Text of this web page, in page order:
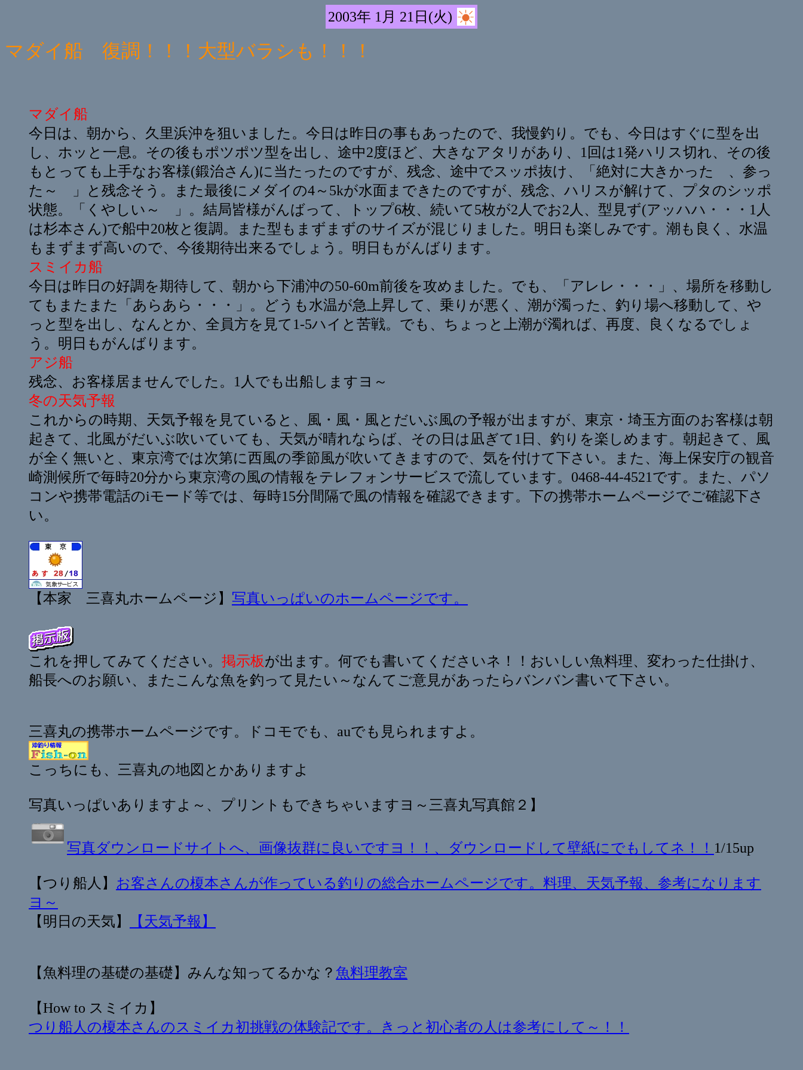
2003年 1月 21日(火)
マダイ船 復調！！！大型バラシも！！！
マダイ船
今日は、朝から、久里浜沖を狙いました。今日は昨日の事もあったので、我慢釣り。でも、今日はすぐに型を出
し、ホッと一息。その後もポツポツ型を出し、途中2度ほど、大きなアタリがあり、1回は1発ハリス切れ、その後
もとっても上手なお客様(鍛治さん)に当たったのですが、残念、途中でスッポ抜け、「絶対に大きかった 、参っ
た～ 」と残念そう。また最後にメダイの4～5kが水面まできたのですが、残念、ハリスが解けて、プタのシッポ
状態。「くやしい～ 」。結局皆様がんばって、トップ6枚、続いて5枚が2人でお2人、型見ず(アッハハ・・・1人
は杉本さん)で船中20枚と復調。また型もまずまずのサイズが混じりました。明日も楽しみです。潮も良く、水温
もまずまず高いので、今後期待出来るでしょう。明日もがんばります。
スミイカ船
今日は昨日の好調を期待して、朝から下浦沖の50-60m前後を攻めました。でも、「アレレ・・・」、場所を移動し
てもまたまた「あらあら・・・」。どうも水温が急上昇して、乗りが悪く、潮が濁った、釣り場へ移動して、や
っと型を出し、なんとか、全員方を見て1-5ハイと苦戦。でも、ちょっと上潮が濁れば、再度、良くなるでしょ
う。明日もがんばります。
アジ船
残念、お客様居ませんでした。1人でも出船しますヨ～
冬の天気予報
これからの時期、天気予報を見ていると、風・風・風とだいぶ風の予報が出ますが、東京・埼玉方面のお客様は朝
起きて、北風がだいぶ吹いていても、天気が晴れならば、その日は凪ぎて1日、釣りを楽しめます。朝起きて、風
が全く無いと、東京湾では次第に西風の季節風が吹いてきますので、気を付けて下さい。また、海上保安庁の観音
崎測候所で毎時20分から東京湾の風の情報をテレフォンサービスで流しています。0468-44-4521です。また、パソ
コンや携帯電話のiモード等では、毎時15分間隔で風の情報を確認できます。下の携帯ホームページでご確認下さ
い。
【本家 三喜丸ホームページ】 写真いっぱいのホームページです。
これを押してみてください。 掲示板が出ます。何でも書いてくださいネ！！おいしい魚料理、変わった仕掛け、
船長へのお願い、またこんな魚を釣って見たい～なんてご意見があったらバンバン書いて下さい。
三喜丸の携帯ホームページです。ドコモでも、auでも見られますよ。
こっちにも、三喜丸の地図とかありますよ
写真いっぱいありますよ～、プリントもできちゃいますヨ～三喜丸写真館２】
写真ダウンロードサイトへ、画像抜群に良いですヨ！！、ダウンロードして壁紙にでもしてネ！！ 1/15up
【つり船人】 お客さんの榎本さんが作っている釣りの総合ホームページです。料理、天気予報、参考になります
ヨ～
【明日の天気】
【天気予報】
【魚料理の基礎の基礎】みんな知ってるかな？ 魚料理教室
【How to スミイカ】
つり船人の榎本さんのスミイカ初挑戦の体験記です。きっと初心者の人は参考にして～！！